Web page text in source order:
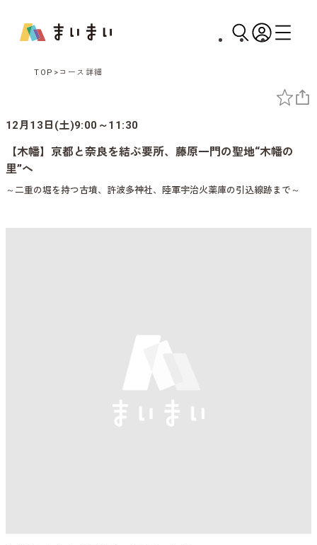
TOP コース詳細
12月13日(土)9:00～11:30
【木幡】京都と奈良を結ぶ要所、藤原一門の聖地“木幡の
里”へ
～二重の堀を持つ古墳、許波多神社、陸軍宇治火薬庫の引込線跡まで～